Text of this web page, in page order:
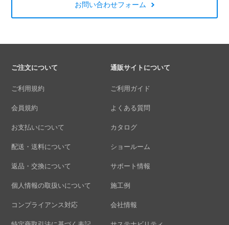
お問い合わせフォーム
ご注文について
ご利用規約
会員規約
お支払いについて
配送・送料について
返品・交換について
個人情報の取扱いについて
コンプライアンス対応
通販サイトについて
ご利用ガイド
よくある質問
カタログ
ショールーム
サポート情報
施工例
会社情報